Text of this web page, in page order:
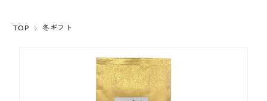
TOP 冬ギフト